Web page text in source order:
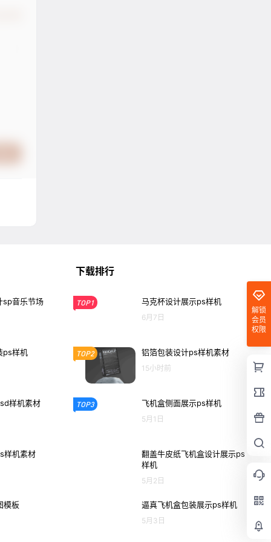
解锁
会员
权限
sp音乐节场
ps样机
样机素材
样机素材
模板
下载排行
TOP1 马克杯设计展示ps样机
6月7日
TOP2 铝箔包装设计ps样机素材
15小时前
TOP3 飞机盒侧面展示ps样机
5月1日
翻盖牛皮纸飞机盒设计展示ps
样机
5月2日
逼真飞机盒包装展示ps样机
5月3日